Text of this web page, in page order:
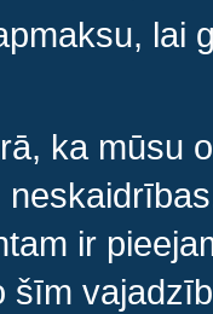
lai
ka mūsu
ir
šīm